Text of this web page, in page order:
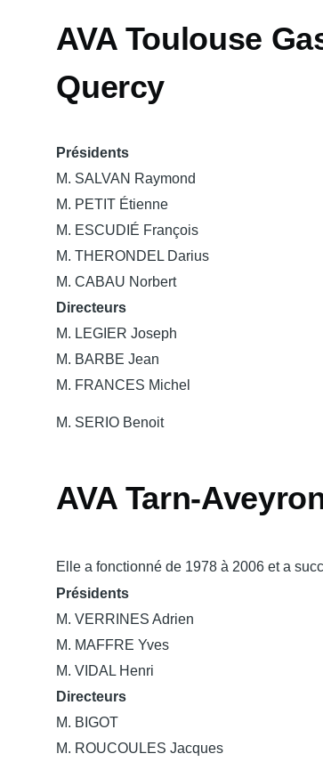
AVA Toulouse
Quercy
Présidents
M. SALVAN Raymond
M. PETIT Étienne
M. ESCUDIÉ François
M. THERONDEL Darius
M. CABAU Norbert
Directeurs
M. LEGIER Joseph
M. BARBE Jean
M. FRANCES Michel
M. SERIO Benoit
AVA Tarn-
Elle a fonctionné de 1978 à 2006 et a
Présidents
M. VERRINES Adrien
M. MAFFRE Yves
M. VIDAL Henri
Directeurs
M. BIGOT
M. ROUCOULES Jacques